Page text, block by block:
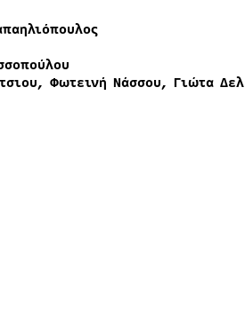
Φωτεινή Νάσσου, Γιώτα